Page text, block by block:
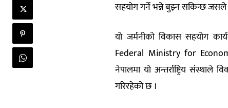
सहयोग गर्ने भन्ने बुझ्न सकिन्छ जसले
यो जर्मनीको विकास सहयोग
Federal Ministry for
नेपालमा यो अन्तर्राष्ट्रिय संस्थाले
गरिरहेको छ ।